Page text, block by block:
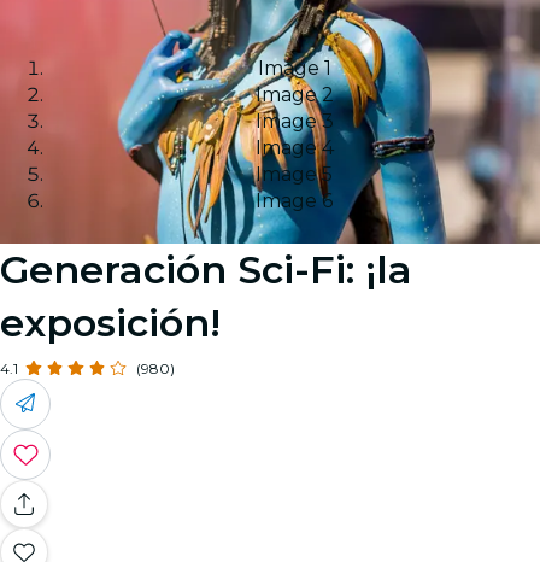
Image 1
Image 2
Image 3
Image 4
Image 5
Image 6
Generación Sci-Fi: ¡la
exposición!
4.1 (980)